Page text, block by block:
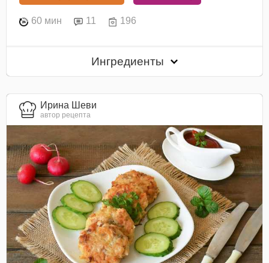
60 мин 11 196
Ингредиенты
Ирина Шеви
автор рецепта